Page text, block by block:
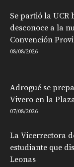
Se partió la UCR
desconoce a la
Convención
08/08/2026
Adrogué se
Vivero en la
07/08/2026
La Vicerrectora
estudiante que
Leonas